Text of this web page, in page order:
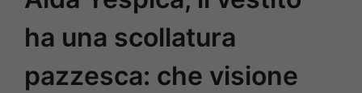
ha una scollatura
pazzesca: che visione